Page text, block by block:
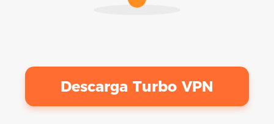
Descarga Turbo VPN